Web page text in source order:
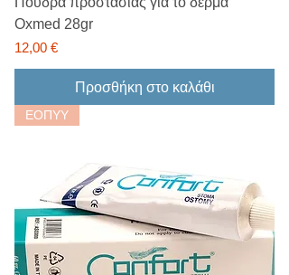
Oxmed 28gr
Τιμή
12,00 €
Προσθήκη στο καλάθι
ΕΟΠΥΥ